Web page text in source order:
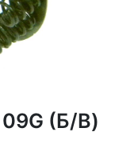
(Б/В)